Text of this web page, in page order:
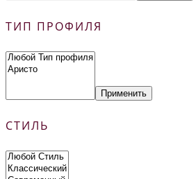
ТИП ПРОФИЛЯ
Применить
СТИЛЬ